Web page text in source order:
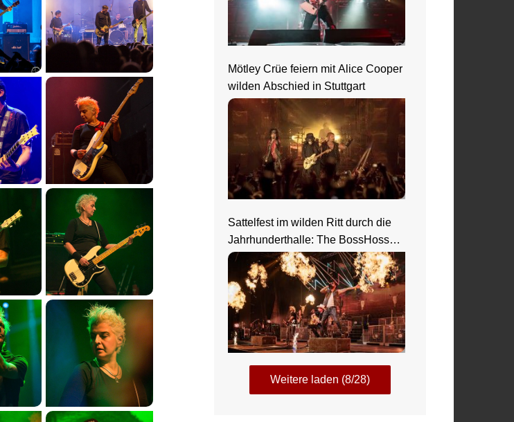
Mötley Crüe feiern mit Alice Cooper
wilden Abschied in Stuttgart
Sattelfest im wilden Ritt durch die
Jahrhunderthalle: The BossHoss
elektrisieren in Frankfurt
Weitere laden (8/28)